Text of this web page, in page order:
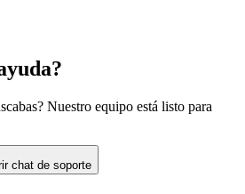
Nuestro equipo está listo para
chat de soporte